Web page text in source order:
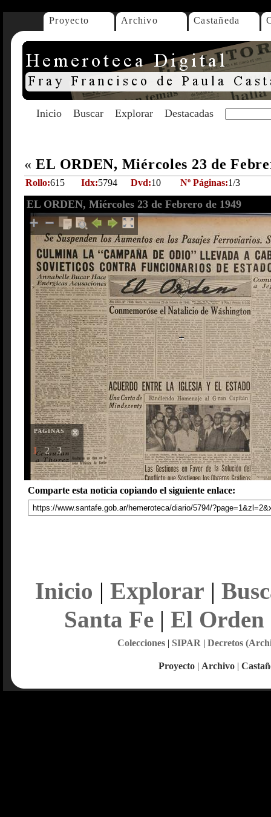
Proyecto Archivo Castañeda
Inicio Buscar Explorar Destacadas
« EL ORDEN, Miércoles 23 de
Rollo:615 Idx:5794 Dvd:10 Nº Páginas:1/3
EL ORDEN, Miércoles 23 de Febrero de 1949
PAGINAS
1 2 3
Comparte esta noticia copiando el siguiente enlace:
Inicio | Explorar |
Santa Fe| El Orden
Colecciones| SIPAR | Decretos
Proyecto | Archivo |